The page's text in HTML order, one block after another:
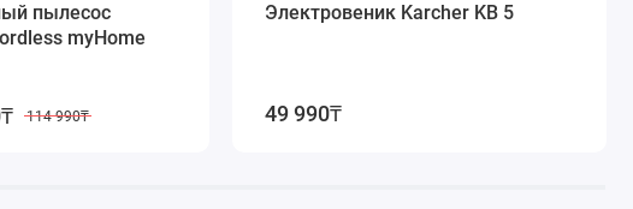
пылесос
myHome
114 990₸
Электровеник Karcher KB 5
49 990₸